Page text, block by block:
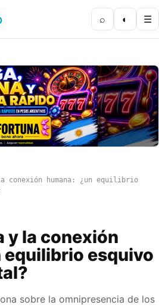
⌕ ◐ ☰
conexión humana: ¿un equilibrio
y la conexión
equilibrio esquivo
sobre la omnipresencia de los